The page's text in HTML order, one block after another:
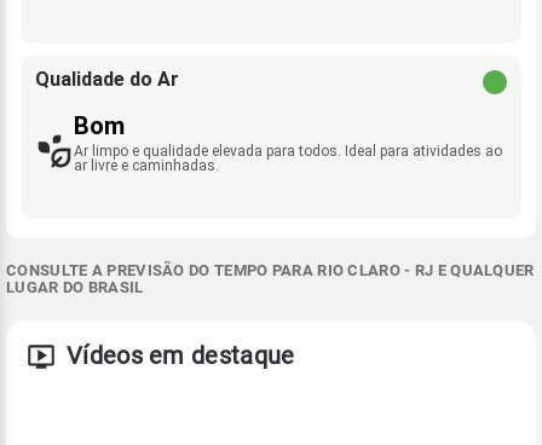
Qualidade do Ar
Bom
Ar limpo e qualidade elevada para todos. Ideal para atividades ao
ar livre e caminhadas.
CONSULTE A PREVISÃO DO TEMPO PARA RIO CLARO - RJ E QUALQUER
LUGAR DO BRASIL
Vídeos em destaque